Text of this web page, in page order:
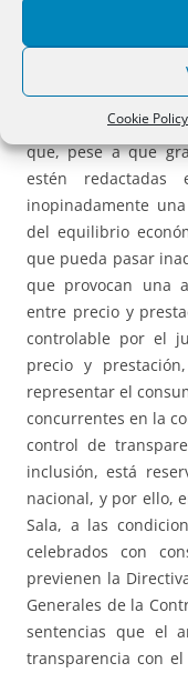
Cookie Policy
someterse a lo
denominado
de transparencia
sala recuerda
transparencia
que, pese a que
estén redactadas
inopinadamente
del equilibrio
que pueda pasar
que provocan una
entre precio y
controlable por el
precio y
representar el
concurrentes en la
control de
inclusión, está
nacional, y por ello,
Sala, a las
celebrados con
previenen la
Generales de la
sentencias que el
transparencia con